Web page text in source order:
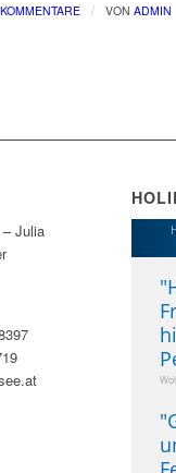
/ VON ADMIN
Julia
"
"